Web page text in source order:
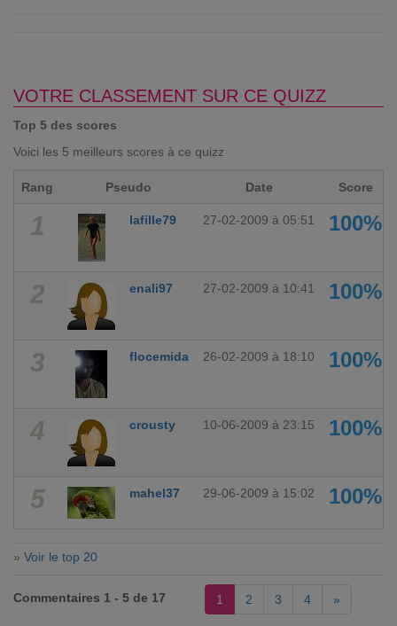
VOTRE CLASSEMENT SUR CE QUIZZ
Top 5 des scores
Voici les 5 meilleurs scores à ce quizz
Rang Pseudo Date Score
1 lafille79 27-02-2009 à 05:51 100%
2 enali97 27-02-2009 à 10:41 100%
3 flocemida 26-02-2009 à 18:10 100%
4 crousty 10-06-2009 à 23:15 100%
5 mahel37 29-06-2009 à 15:02 100%
» Voir le top 20
Commentaires 1 - 5 de 17 1 2 3 4 »